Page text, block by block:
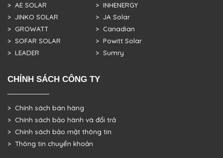
> AE SOLAR
> JINKO SOLAR
> GROWATT
> SOFAR SOLAR
> LEADER
> INHENERGY
> JA Solar
> Canadian
> Powitt Solar
> Sumry
CHÍNH SÁCH CÔNG TY
> Chính sách bán hàng
> Chính sách bảo hành và đổi trả
> Chính sách bảo mật thông tin
> Thông tin chuyển khoản